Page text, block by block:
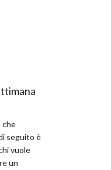
che
seguito è
vuole
un